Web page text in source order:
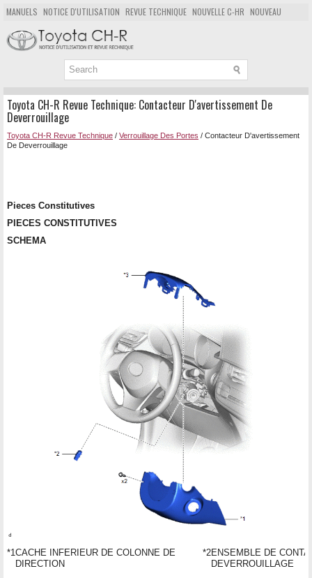
MANUELS NOTICE D'UTILISATION REVUE TECHNIQUE NOUVELLE C-HR NOUVEAU
POPULAIRE
PLAN DU SITE CHERCHER
Toyota CH-R Revue Technique: Contacteur D'avertissement De
Deverrouillage
Toyota CH-R Revue Technique / Verrouillage Des Portes / Contacteur D'avertissement
De Deverrouillage
Pieces Constitutives
PIECES CONSTITUTIVES
SCHEMA
*1 CACHE INFERIEUR DE COLONNE DE
DIRECTION
*2ENSEMBLE DE
DEVERROUILLAGE